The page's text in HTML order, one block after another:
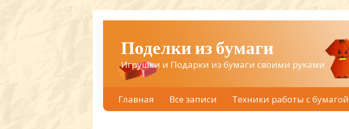
Поделки из бумаги
Игрушки и Подарки из бумаги своими руками
Главная Все записи Техники работы с бумагой